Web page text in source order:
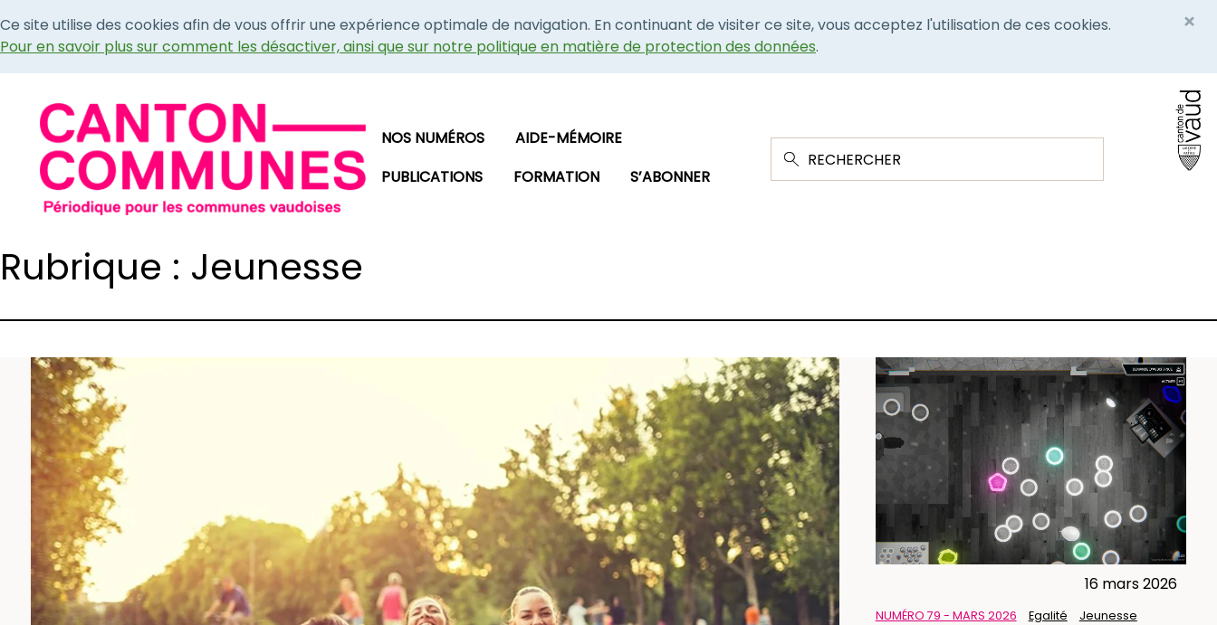
Ce site utilise des cookies afin de vous offrir une expérience optimale de navigation. En continuant de visiter ce site, vous acceptez l'utilisation de ces cookies.
Pour en savoir plus sur comment les désactiver, ainsi que sur notre politique en matière de protection des données.
×
NOS NUMÉROS
AIDE-MÉMOIRE
PUBLICATIONS
FORMATION S’ABONNER
Rubrique : Jeunesse
16 mars 2026
NUMÉRO 79 - MARS 2026 Egalité Jeunesse